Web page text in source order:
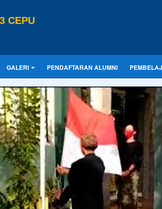
CEPU
GALERI PENDAFTARAN ALUMNI